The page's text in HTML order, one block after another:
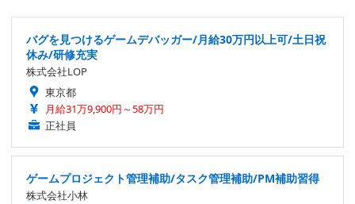
バグを見つけるゲームデバッガー/月給30万円以上可/土日祝
休み/研修充実
株式会社LOP
東京都
月給31万9,900円～58万円
正社員
ゲームプロジェクト管理補助/タスク管理補助/PM補助習得
株式会社小林